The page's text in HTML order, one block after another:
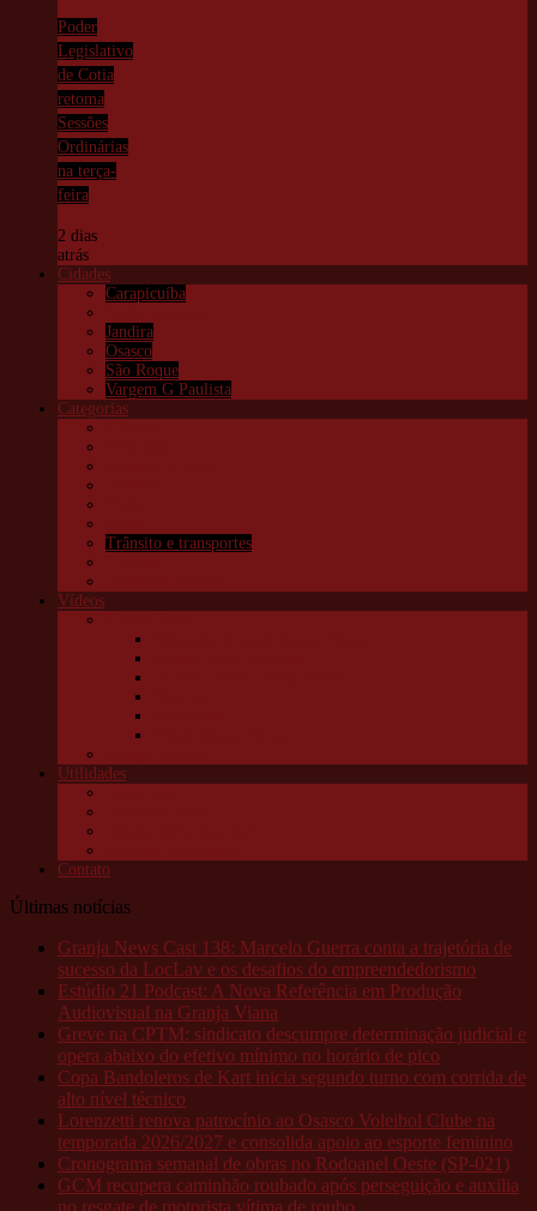
Poder
Legislativo
de Cotia
retoma
Sessões
Ordinárias
na terça-
feira
2 dias
atrás
Cidades
Carapicuíba
Jandira
Osasco
São Roque
Vargem G Paulista
Categorias
Trânsito e transportes
Vídeos
Utilidades
Contato
Últimas notícias
Granja News Cast 138: Marcelo Guerra conta a trajetória de
sucesso da LocLav e os desafios do empreendedorismo
Estúdio 21 Podcast: A Nova Referência em Produção
Audiovisual na Granja Viana
Greve na CPTM: sindicato descumpre determinação judicial e
opera abaixo do efetivo mínimo no horário de pico
Copa Bandoleros de Kart inicia segundo turno com corrida de
alto nível técnico
Lorenzetti renova patrocínio ao Osasco Voleibol Clube na
temporada 2026/2027 e consolida apoio ao esporte feminino
Cronograma semanal de obras no Rodoanel Oeste (SP-021)
GCM recupera caminhão roubado após perseguição e auxilia
no resgate de motorista vítima de roubo